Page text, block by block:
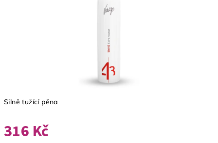
Silně tužící pěna
316 Kč